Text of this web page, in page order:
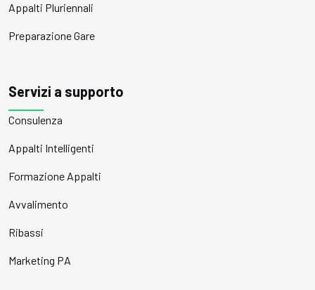
Appalti Pluriennali
Preparazione Gare
Servizi a supporto
Consulenza
Appalti Intelligenti
Formazione Appalti
Avvalimento
Ribassi
Marketing PA